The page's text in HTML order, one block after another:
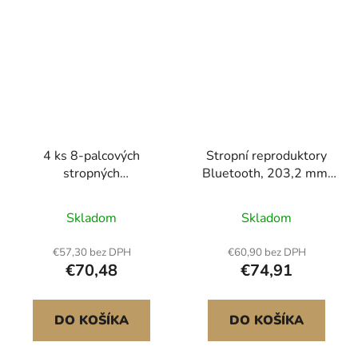
4 ks 8-palcových
stropných
zapustené stropné a
stenové reproduktory
Skladom
€57,30 bez DPH
€70,48
DO KOŠÍKA
Stropní reproduktory
Bluetooth, 203,2 mm,
stropu a stěny se
zesilovačem, 2pásmové
zapuštěné reproduktory,
pro umístění ve vlhkých
prostorách, domácí kino,
obývací pokoj nebo
krytá terasa, 1 pár
Skladom
€60,90 bez DPH
€74,91
DO KOŠÍKA